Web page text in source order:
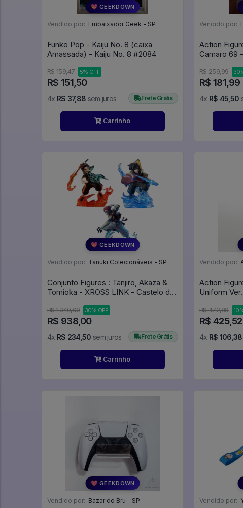
💖 GEEKDOWN
Vendido por: Embaixador Geek - SP
Funko Pop - Kaiju No. 8 (caixa
Amassada) - Kaiju No. 8 #2084
R$ 159,47 5% OFF
R$ 151,50
4x R$ 37,88 sem juros Frete Grátis
Carrinho
Vendido por:
Action
Camaro 69
R$ 259,99
R$ 181,99
4x R$ 45,50
💖 GEEKDOWN
Vendido por: Tanuki Colecionáveis - SP
Conjunto Figures : Tanjiro, Akaza &
Tomioka - XROSS LINK - Castelo do
Yaiba
R$ 1.340,00 30% OFF
R$ 938,00
4x R$ 234,50 sem juros Frete Grátis
Carrinho
Vendido por:
Action
Uniform
R$ 472,80
R$ 425,52
4x R$ 106,38
💖 GEEKDOWN
Vendido por: Bazar do Bru - SP Vendido por: